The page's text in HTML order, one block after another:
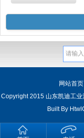
网站首页
Copyright 2015 山东凯迪工
Built By